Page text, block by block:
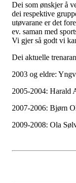
Dei som ønskjer å
dei respektive
utøvarane er det
ev. saman med
Vi gjer så godt vi
Dei aktuelle
2003 og eldre:
2005-2004: Harald
2007-2006: Bjørn
2009-2008: Ola